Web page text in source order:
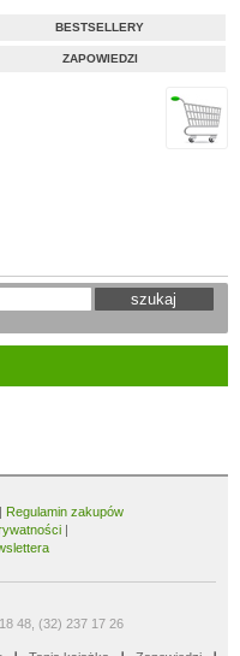
BESTSELLERY
ZAPOWIEDZI
| Regulamin zakupów
|
48, (32) 237 17 26